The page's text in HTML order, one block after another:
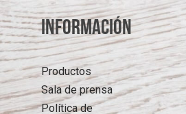
Información
Productos
Sala de prensa
Política de